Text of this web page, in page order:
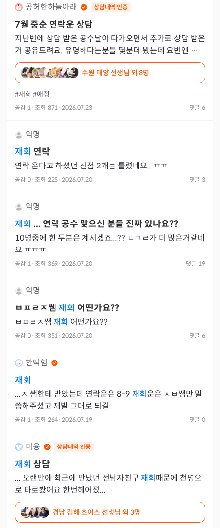
공허한하늘아래 상담내역 인증
7월 중순 연락운 상담
지난번에 상담 받은 공수날이 다가오면서 추가로 상담 받은
거 공유드려요. 유명하다는분들 몇분더 봤는데 요번엔 말씀
하시는게 다 다르네요. ㅎㅇㄷㅇㄱ 다른여자한테 눈돌아감.
마음이
수원 태양 선생님 외 8명
#재회 #애정
공감 1 · 조회 871 · 2026.07.23 댓글 6
익명
재회 연락
연락 온다고 하셨던 신점 2개는 틀렸네요.. ㅠㅠ
공감 0 · 조회 225 · 2026.07.20 댓글 3
익명
재회 ... 연락 공수 맞으신 분들 진짜 있나요??
10명중에 한 두분은 계시겠죠...?? ㄴㄱㄹ가 더 많은거같네
요 ㅠㅠㅠ
공감 1 · 조회 369 · 2026.07.20 댓글 19
익명
ㅂㅍㄹㅈ쌤 재회 어떤가요??
ㅂㅍㄹㅈ쌤 재회 어떤가요??
공감 0 · 조회 351 · 2026.07.20 댓글 6
한떡혐
재회
...ㅈ 쌤한테 받았는데 연락운은 8-9 재회운은 ㅅㅂ쌤만 말
씀해주셨고 제발 그대로 되길!
공감 1 · 조회 264 · 2026.07.19 댓글 0
미융 상담내역 인증
재회 상담
... 오랜만에 최근에 만났던 전남자친구 재회 때문에 천명으
로 타로봤어요 한번헤어졌...
경남 김해 초이스 선생님 외 3명